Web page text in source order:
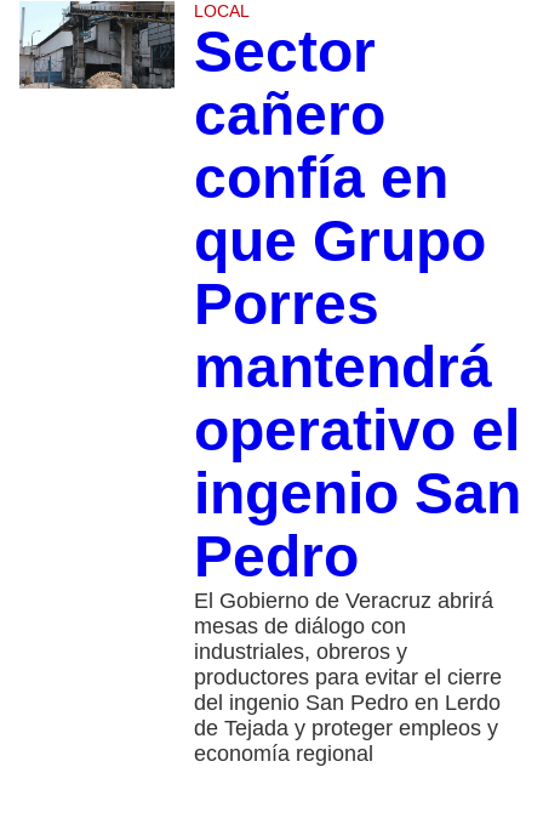
LOCAL
Sector
cañero
confía en
que Grupo
Porres
mantendrá
operativo el
ingenio San
Pedro
El Gobierno de Veracruz abrirá
mesas de diálogo con
industriales, obreros y
productores para evitar el cierre
del ingenio San Pedro en Lerdo
de Tejada y proteger empleos y
economía regional